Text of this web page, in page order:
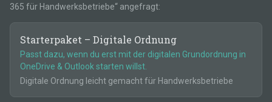
365 für Handwerksbetriebe“ angefragt:
Starterpaket – Digitale Ordnung
Passt dazu, wenn du erst mit der digitalen Grundordnung in
OneDrive & Outlook starten willst.
Digitale Ordnung leicht gemacht für Handwerksbetriebe